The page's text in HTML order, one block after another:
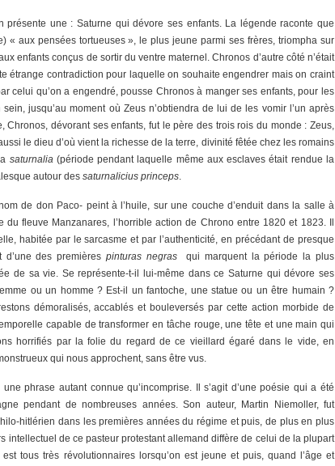
présente une : Saturne qui dévore ses enfants. La légende raconte que
« aux pensées tortueuses », le plus jeune parmi ses frères, triompha sur
enfants conçus de sortir du ventre maternel. Chronos d’autre côté n’était
étrange contradiction pour laquelle on souhaite engendrer mais on craint
celui qu’on a engendré, pousse Chronos à manger ses enfants, pour les
jusqu’au moment où Zeus n’obtiendra de lui de les vomir l’un après
Chronos, dévorant ses enfants, fut le père des trois rois du monde : Zeus,
le dieu d’où vient la richesse de la terre, divinité fêtée chez les romains
saturnalia(période pendant laquelle même aux esclaves était rendue la
autour des saturnalicius princeps.
de don Paco- peint à l’huile, sur une couche d’enduit dans la salle à
fleuve Manzanares, l’horrible action de Chrono entre 1820 et 1823. Il
habitée par le sarcasme et par l’authenticité, en précédant de presque
d’une des premières pinturas negrasqui marquent la période la plus
de sa vie. Se représente-t-il lui-même dans ce Saturne qui dévore ses
ou un homme ? Est-il un fantoche, une statue ou un être humain ?
démoralisés, accablés et bouleversés par cette action morbide de
capable de transformer en tâche rouge, une tête et une main qui
horrifiés par la folie du regard de ce vieillard égaré dans le vide, en
qui nous approchent, sans être vus.
phrase autant connue qu’incomprise. Il s’agit d’une poésie qui a été
pendant de nombreuses années. Son auteur, Martin Niemoller, fut
hitlérien dans les premières années du régime et puis, de plus en plus
intellectuel de ce pasteur protestant allemand diffère de celui de la plupart
tous très révolutionnaires lorsqu’on est jeune et puis, quand l’âge et